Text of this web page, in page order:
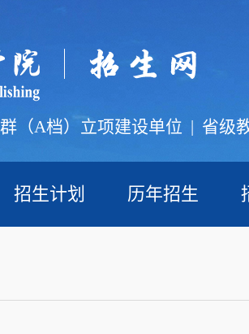
（A档）立项建设单位 | 省级
招生计划 历年招生